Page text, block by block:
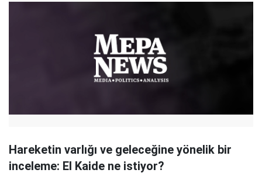
Hareketin varlığı ve geleceğine yönelik bir
inceleme: El Kaide ne istiyor?